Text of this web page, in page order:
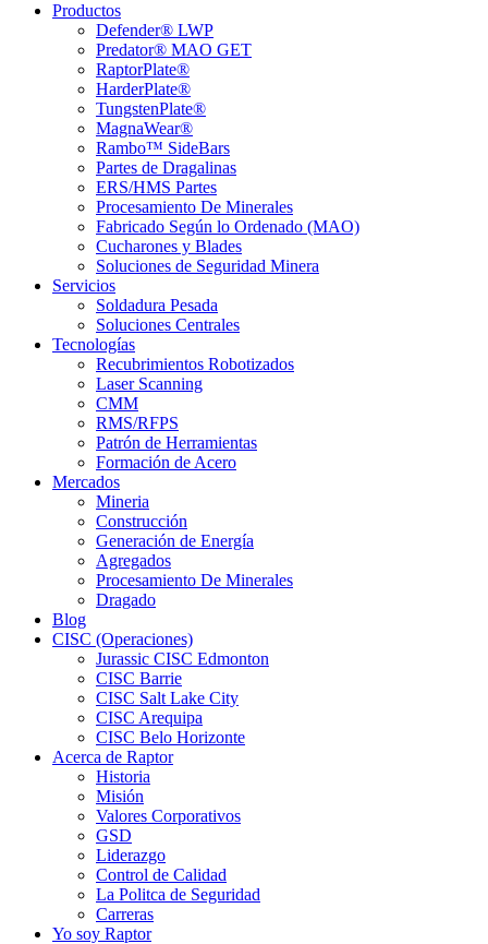
Productos
Defender® LWP
Predator® MAO GET
RaptorPlate®
HarderPlate®
TungstenPlate®
MagnaWear®
Rambo™ SideBars
Partes de Dragalinas
ERS/HMS Partes
Procesamiento De Minerales
Fabricado Según lo Ordenado (MAO)
Cucharones y Blades
Soluciones de Seguridad Minera
Servicios
Soldadura Pesada
Soluciones Centrales
Tecnologías
Recubrimientos Robotizados
Laser Scanning
CMM
RMS/RFPS
Patrón de Herramientas
Formación de Acero
Mercados
Mineria
Construcción
Generación de Energía
Agregados
Procesamiento De Minerales
Dragado
Blog
CISC (Operaciones)
Jurassic CISC Edmonton
CISC Barrie
CISC Salt Lake City
CISC Arequipa
CISC Belo Horizonte
Acerca de Raptor
Historia
Misión
Valores Corporativos
GSD
Liderazgo
Control de Calidad
La Politca de Seguridad
Carreras
Yo soy Raptor